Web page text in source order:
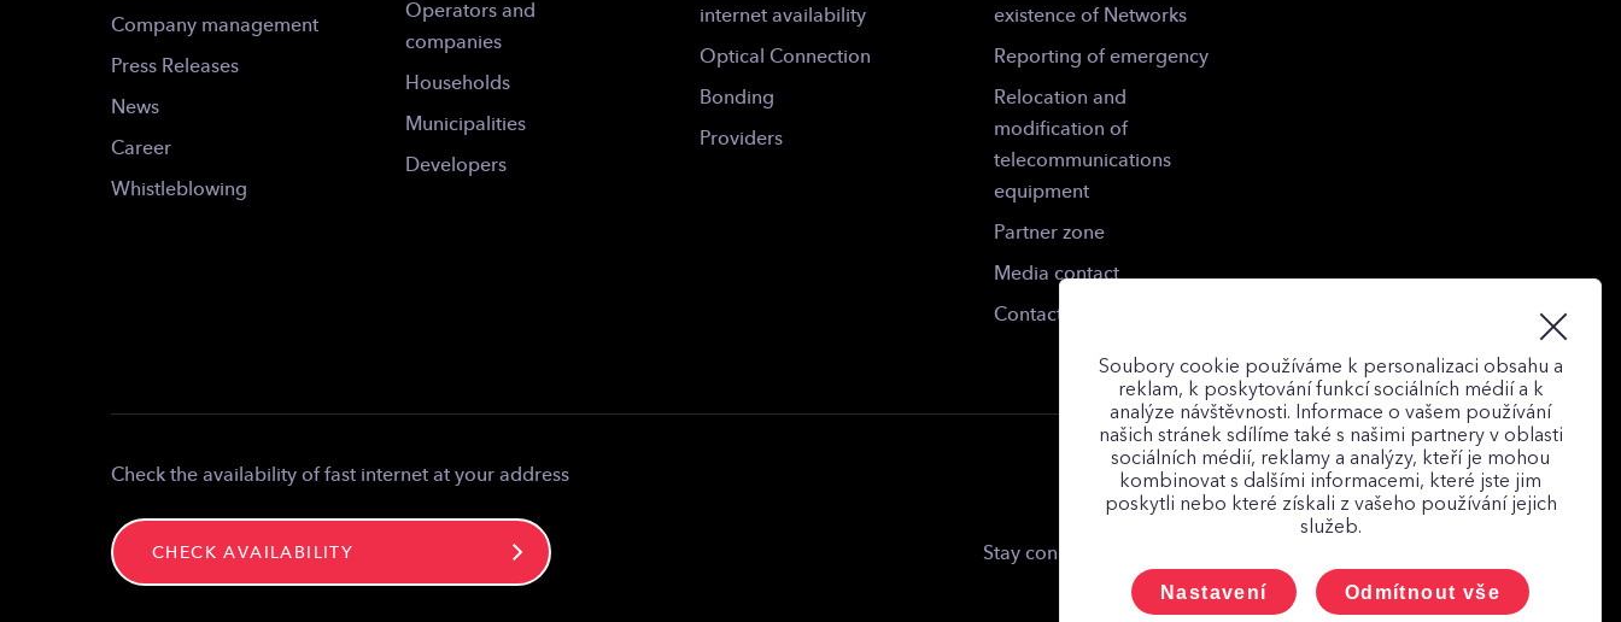
Company management
Press Releases
News
Career
Whistleblowing
Operators and
companies
Households
Municipalities
Developers
internet availability
Optical Connection
Bonding
Providers
existence of Networks
Reporting of emergency
Relocation and
modification of
telecommunications
equipment
Partner zone
Media contact
Contact
Check the availability of fast internet at your address
CHECK AVAILABILITY Stay connected
Soubory cookie používáme k personalizaci obsahu a
reklam, k poskytování funkcí sociálních médií a k
analýze návštěvnosti. Informace o vašem používání
našich stránek sdílíme také s našimi partnery v oblasti
sociálních médií, reklamy a analýzy, kteří je mohou
kombinovat s dalšími informacemi, které jste jim
poskytli nebo které získali z vašeho používání jejich
služeb.
Nastavení Odmítnout vše